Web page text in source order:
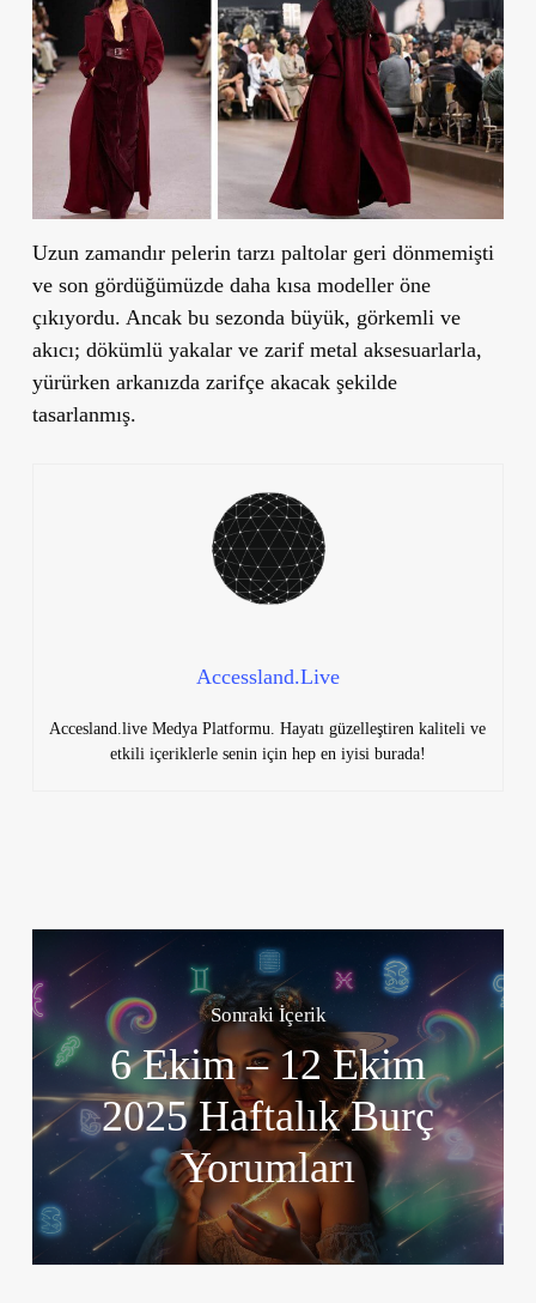
Uzun zamandır pelerin tarzı paltolar geri dönmemişti
ve son gördüğümüzde daha kısa modeller öne
çıkıyordu. Ancak bu sezonda büyük, görkemli ve
akıcı; dökümlü yakalar ve zarif metal aksesuarlarla,
yürürken arkanızda zarifçe akacak şekilde
tasarlanmış.
Accessland.Live
Accesland.live Medya Platformu. Hayatı güzelleştiren kaliteli ve
etkili içeriklerle senin için hep en iyisi burada!
Sonraki İçerik
6 Ekim – 12 Ekim
2025 Haftalık Burç
Yorumları